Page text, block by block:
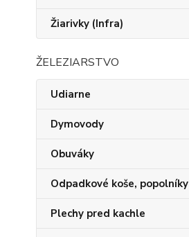
Žiarivky (Infra)
ŽELEZIARSTVO
Udiarne
Dymovody
Obuváky
Odpadkové koše, popolníky
Plechy pred kachle